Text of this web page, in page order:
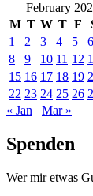
February
M T W T F
1
2 3 4 5 6
8
9 10 11 12
15 16 17 18 19
22 23 24 25 26
« Jan
Mar »
Spenden
Wer mir etwas